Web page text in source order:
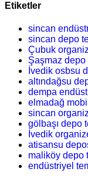
Etiketler
sincan
sincan depo
Çubuk
Şaşmaz
İvedik osbsu
altındağsu
dempa
elmadağ
sincan
gölbaşı depo
İvedik
atisansu
maliköy depo
endüstriyel